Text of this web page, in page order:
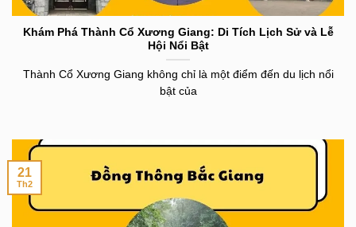
Khám Phá Thành Cổ Xương Giang: Di Tích Lịch Sử và Lễ
Hội Nổi Bật
Thành Cổ Xương Giang không chỉ là một điểm đến du lịch nổi
bật của
21
Th2